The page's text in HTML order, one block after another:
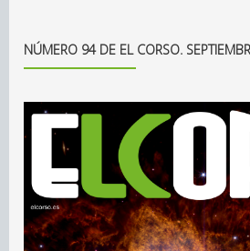
NÚMERO 94 DE EL CORSO.